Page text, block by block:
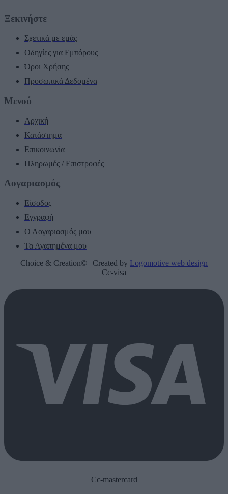
Ξεκινήστε
Σχετικά με εμάς
Οδηγίες για Εμπόρους
Όροι Χρήσης
Προσωπικά Δεδομένα
Μενού
Αρχική
Κατάστημα
Επικοινωνία
Πληρωμές / Επιστροφές
Λογαριασμός
Είσοδος
Εγγραφή
Ο Λογαριασμός μου
Τα Αγαπημένα μου
Choice & Creation© | Created by Logomotive web design
Cc-visa
Cc-mastercard